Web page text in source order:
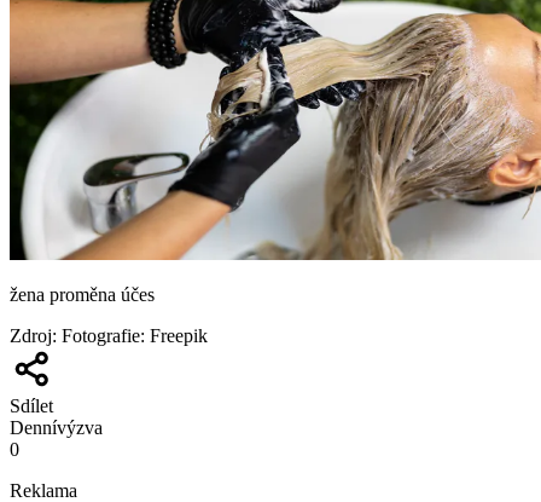
žena proměna účes
Zdroj: Fotografie: Freepik
Sdílet
Dennívýzva
0
Reklama